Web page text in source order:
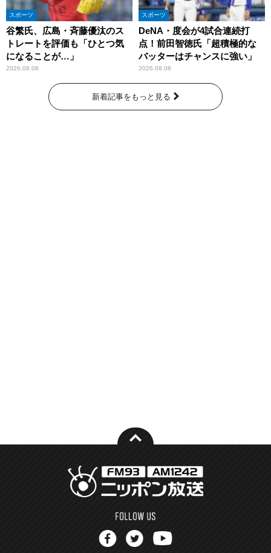
スポーツ
谷繁氏、広島・斉藤優汰のス
トレートを評価も「ひとつ気
になることが…」
2026.08.08
スポーツ
DeNA・度会が4試合連続打
点！前田智徳氏「超積極的な
バッターはチャンスに強い」
2026.08.08
新着記事をもっと見る